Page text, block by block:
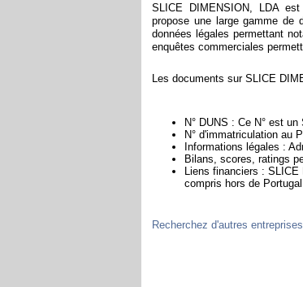
SLICE DIMENSION, LDA
propose une large gamme de
données légales permettant
enquêtes commerciales
Les documents sur SLICE
N° DUNS : Ce N° est
N° d'immatriculation au
Informations légales :
Bilans, scores, ratings
Liens financiers :
compris hors de
Recherchez d'autres